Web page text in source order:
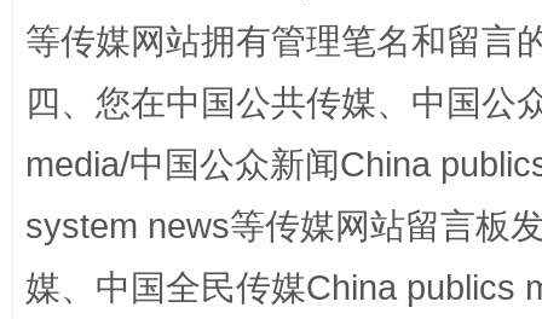
国家大学科技园优化重塑工作
等传媒网站拥有管理笔名和留言
四、您在中国公共传媒、中国公
media/中国公众新闻China
system news等传媒网站留言板
媒、中国全民传媒China publics